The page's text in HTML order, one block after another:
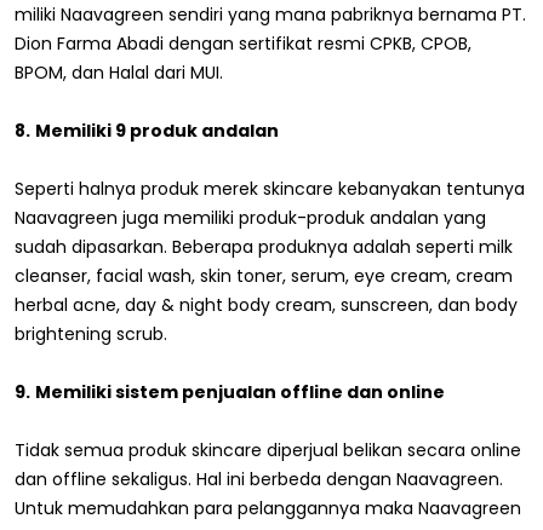
miliki Naavagreen sendiri yang mana pabriknya bernama PT.
Dion Farma Abadi dengan sertifikat resmi CPKB, CPOB,
BPOM, dan Halal dari MUI.
8. Memiliki 9 produk andalan
Seperti halnya produk merek skincare kebanyakan tentunya
Naavagreen juga memiliki produk-produk andalan yang
sudah dipasarkan. Beberapa produknya adalah seperti milk
cleanser, facial wash, skin toner, serum, eye cream, cream
herbal acne, day & night body cream, sunscreen, dan body
brightening scrub.
9. Memiliki sistem penjualan offline dan online
Tidak semua produk skincare diperjual belikan secara online
dan offline sekaligus. Hal ini berbeda dengan Naavagreen.
Untuk memudahkan para pelanggannya maka Naavagreen